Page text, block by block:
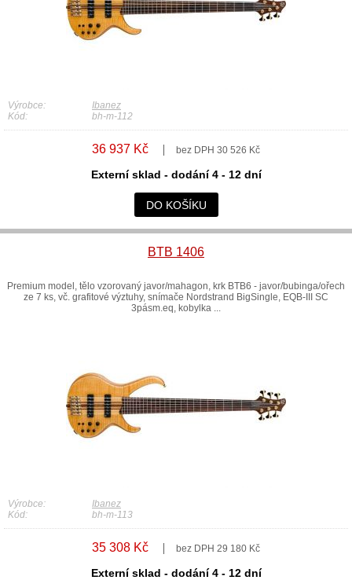
Výrobce:
Ibanez
Kód:
bh-m-112
36 937 Kč bez DPH 30 526 Kč
Externí sklad - dodání 4 - 12 dní
DO KOŠÍKU
BTB 1406
Premium model, tělo vzorovaný javor/mahagon, krk BTB6 - javor/bubinga/ořech
ze 7 ks, vč. grafitové výztuhy, snímače Nordstrand BigSingle, EQB-III SC
3pásm.eq, kobylka ...
Výrobce:
Ibanez
Kód:
bh-m-113
35 308 Kč bez DPH 29 180 Kč
Externí sklad - dodání 4 - 12 dní